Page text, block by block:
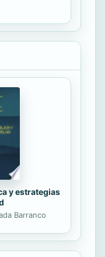
y estrategias
Barranco